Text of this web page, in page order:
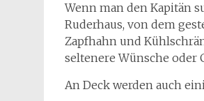
Wenn man den Kapitän
Ruderhaus, von dem
Zapfhahn und
seltenere Wünsche oder
An Deck werden auch